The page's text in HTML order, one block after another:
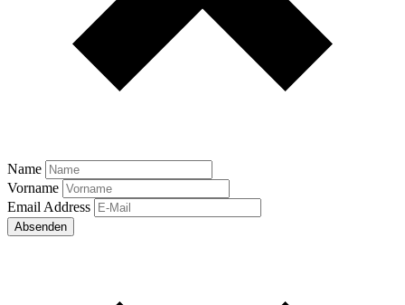
Name
Vorname
Email Address